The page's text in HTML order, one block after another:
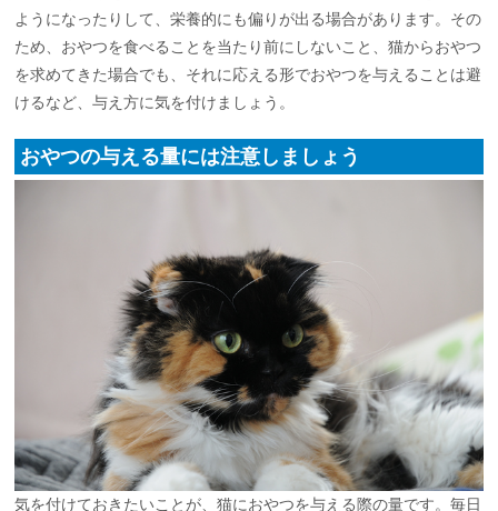
ようになったりして、栄養的にも偏りが出る場合があります。その
ため、おやつを食べることを当たり前にしないこと、猫からおやつ
を求めてきた場合でも、それに応える形でおやつを与えることは避
けるなど、与え方に気を付けましょう。
おやつの与える量には注意しましょう
気を付けておきたいことが、猫におやつを与える際の量です。毎日